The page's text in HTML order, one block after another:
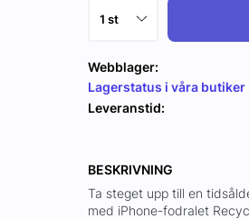
Webblager:
Lagerstatus i våra butiker
Leveranstid:
BESKRIVNING
Ta steget upp till en
med iPhone-fodralet